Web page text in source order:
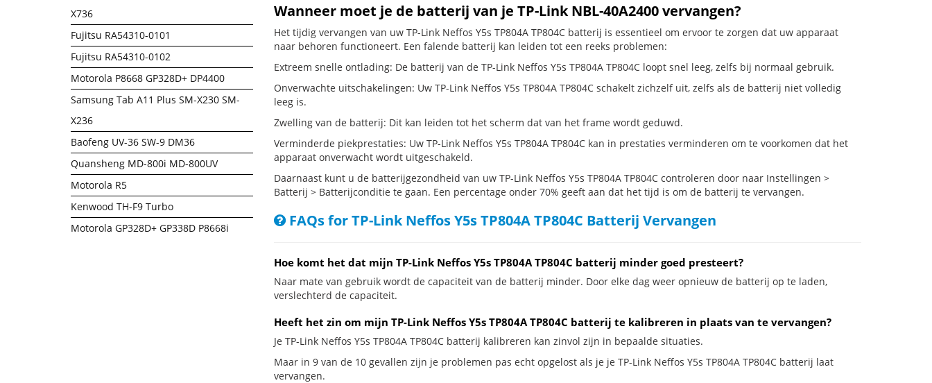
X736
Fujitsu RA54310-0101
Fujitsu RA54310-0102
Motorola P8668 GP328D+ DP4400
Samsung Tab A11 Plus SM-X230 SM-
X236
Baofeng UV-36 SW-9 DM36
Quansheng MD-800i MD-800UV
Motorola R5
Kenwood TH-F9 Turbo
Motorola GP328D+ GP338D P8668i
Wanneer moet je de batterij van je TP-Link NBL-40A2400 vervangen?
Het tijdig vervangen van uw TP-Link Neffos Y5s TP804A TP804C batterij is essentieel om ervoor te zorgen dat uw apparaat
naar behoren functioneert. Een falende batterij kan leiden tot een reeks problemen:
Extreem snelle ontlading: De batterij van de TP-Link Neffos Y5s TP804A TP804C loopt snel leeg, zelfs bij normaal gebruik.
Onverwachte uitschakelingen: Uw TP-Link Neffos Y5s TP804A TP804C schakelt zichzelf uit, zelfs als de batterij niet volledig
leeg is.
Zwelling van de batterij: Dit kan leiden tot het scherm dat van het frame wordt geduwd.
Verminderde piekprestaties: Uw TP-Link Neffos Y5s TP804A TP804C kan in prestaties verminderen om te voorkomen dat het
apparaat onverwacht wordt uitgeschakeld.
Daarnaast kunt u de batterijgezondheid van uw TP-Link Neffos Y5s TP804A TP804C controleren door naar Instellingen >
Batterij > Batterijconditie te gaan. Een percentage onder 70% geeft aan dat het tijd is om de batterij te vervangen.
FAQs for TP-Link Neffos Y5s TP804A TP804C Batterij Vervangen
Hoe komt het dat mijn TP-Link Neffos Y5s TP804A TP804C batterij minder goed presteert?
Naar mate van gebruik wordt de capaciteit van de batterij minder. Door elke dag weer opnieuw de batterij op te laden,
verslechterd de capaciteit.
Heeft het zin om mijn TP-Link Neffos Y5s TP804A TP804C batterij te kalibreren in plaats van te vervangen?
Je TP-Link Neffos Y5s TP804A TP804C batterij kalibreren kan zinvol zijn in bepaalde situaties.
Maar in 9 van de 10 gevallen zijn je problemen pas echt opgelost als je je TP-Link Neffos Y5s TP804A TP804C batterij laat
vervangen.